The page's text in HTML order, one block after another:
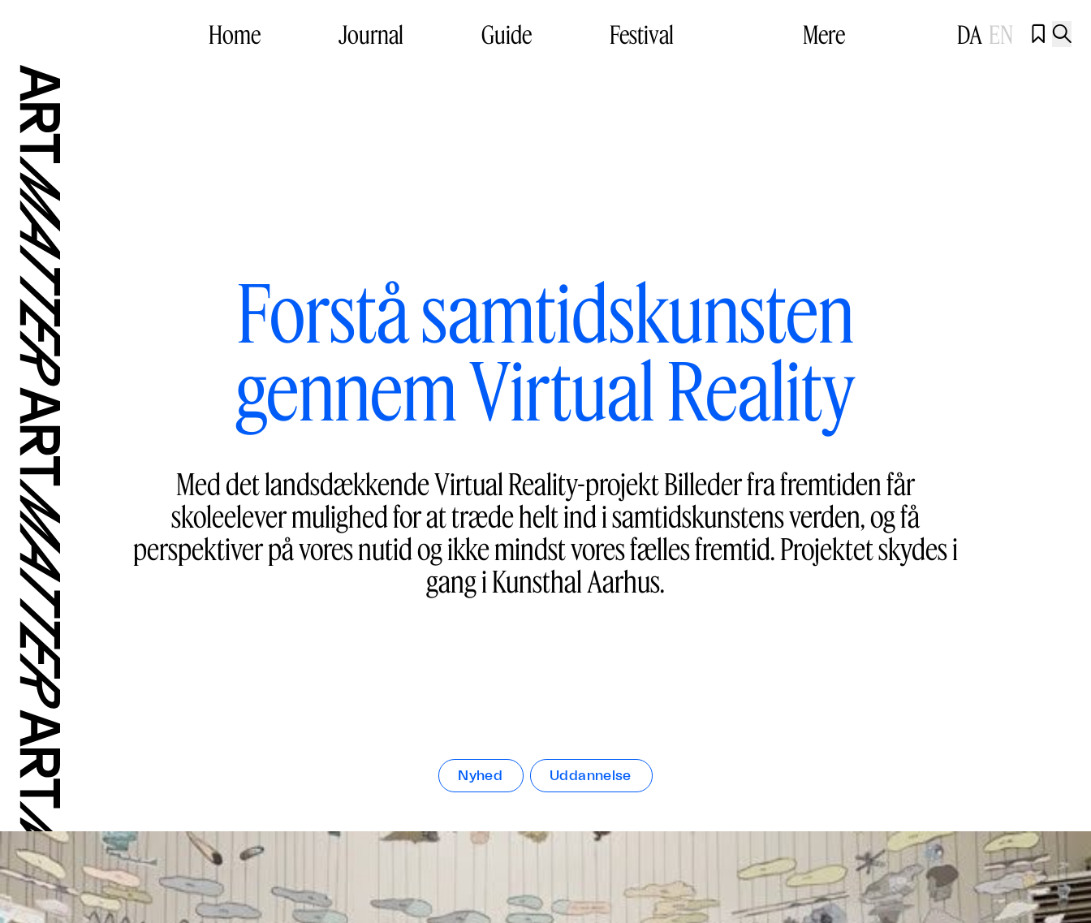
Home Journal Guide Festival Mere DA EN  
Forstå samtidskunsten
gennem Virtual Reality
Med det landsdækkende Virtual Reality-projekt Billeder fra fremtiden får
skoleelever mulighed for at træde helt ind i samtidskunstens verden, og få
perspektiver på vores nutid og ikke mindst vores fælles fremtid. Projektet skydes i
gang i Kunsthal Aarhus.
Nyhed Uddannelse